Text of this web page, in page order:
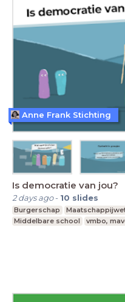
Is democratie van jou?
2 days ago- 10 slides
Burgerschap
Middelbare school
vmbo,
Anne Frank Stichting